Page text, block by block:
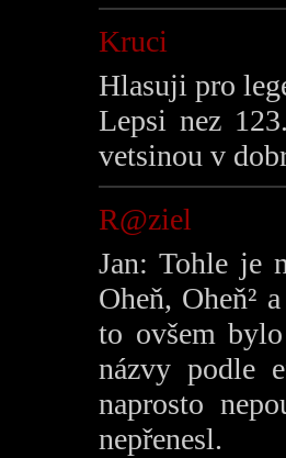
Kruci
Hlasuji pro
Lepsi nez
vetsinou v
R@ziel
Jan: Tohle je
Oheň, Oheň²
to ovšem
názvy podle
naprosto
nepřenesl.